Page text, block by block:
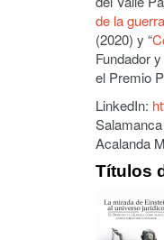
de la
(2020) y “
Fundador
el Premio
LinkedIn:
Acalanda
Títulos